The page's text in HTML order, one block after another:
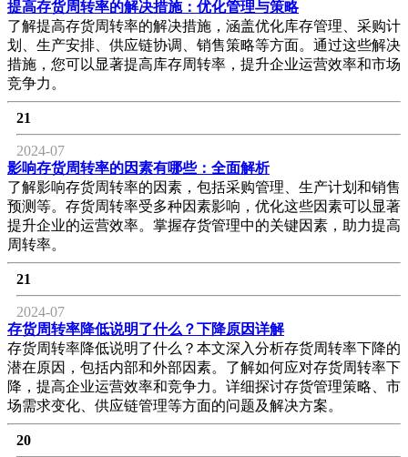
提高存货周转率的解决措施：优化管理与策略
了解提高存货周转率的解决措施，涵盖优化库存管理、采购计
划、生产安排、供应链协调、销售策略等方面。通过这些解决
措施，您可以显著提高库存周转率，提升企业运营效率和市场
竞争力。
21
2024-07
影响存货周转率的因素有哪些：全面解析
了解影响存货周转率的因素，包括采购管理、生产计划和销售
预测等。存货周转率受多种因素影响，优化这些因素可以显著
提升企业的运营效率。掌握存货管理中的关键因素，助力提高
周转率。
21
2024-07
存货周转率降低说明了什么？下降原因详解
存货周转率降低说明了什么？本文深入分析存货周转率下降的
潜在原因，包括内部和外部因素。了解如何应对存货周转率下
降，提高企业运营效率和竞争力。详细探讨存货管理策略、市
场需求变化、供应链管理等方面的问题及解决方案。
20